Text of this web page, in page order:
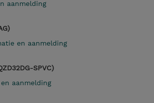
aanmelding
en aanmelding
SPVC)
aanmelding